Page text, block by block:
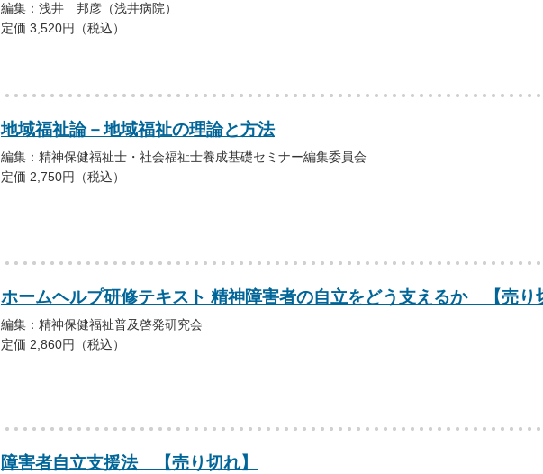
編集：浅井 邦彦（浅井病院）
定価 3,520円（税込）
地域福祉論－地域福祉の理論と方法
編集：精神保健福祉士・社会福祉士養成基礎セミナー編集委員会
定価 2,750円（税込）
ホームヘルプ研修テキスト 精神障害者の自立をどう支えるか 【売り
編集：精神保健福祉普及啓発研究会
定価 2,860円（税込）
障害者自立支援法 【売り切れ】